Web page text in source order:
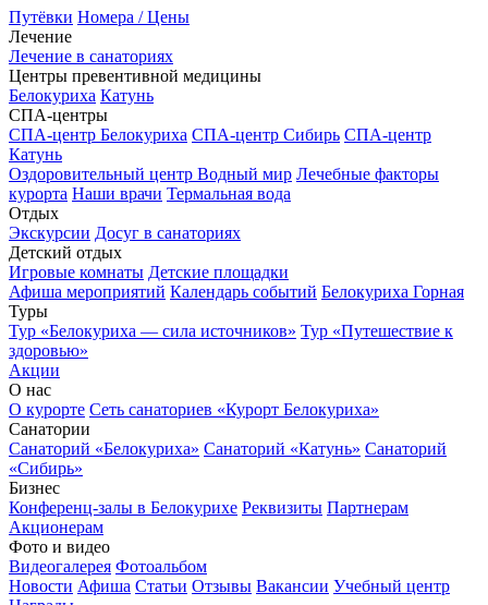
Путёвки Номера / Цены
Лечение
Лечение в санаториях
Центры превентивной медицины
Белокуриха Катунь
СПА-центры
СПА-центр Белокуриха СПА-центр Сибирь СПА-центр
Катунь
Оздоровительный центр Водный мир Лечебные факторы
курорта Наши врачи Термальная вода
Отдых
Экскурсии Досуг в санаториях
Детский отдых
Игровые комнаты Детские площадки
Афиша мероприятий Календарь событий Белокуриха Горная
Туры
Тур «Белокуриха — сила источников» Тур «Путешествие к
здоровью»
Акции
О нас
О курорте Сеть санаториев «Курорт Белокуриха»
Санатории
Санаторий «Белокуриха» Санаторий «Катунь» Санаторий
«Сибирь»
Бизнес
Конференц-залы в Белокурихе Реквизиты Партнерам
Акционерам
Фото и видео
Видеогалерея Фотоальбом
Новости Афиша Статьи Отзывы Вакансии Учебный центр